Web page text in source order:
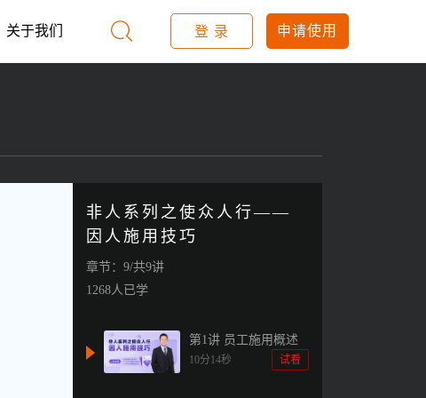
关于我们 登 录 申请使用
非人系列之使众人行——
因人施用技巧
章节：9/共9讲
1268人已学
第1讲 员工施用概述
10分14秒 试看